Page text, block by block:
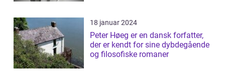
18 januar 2024
Peter Høeg er en dansk forfatter,
der er kendt for sine dybdegående
og filosofiske romaner